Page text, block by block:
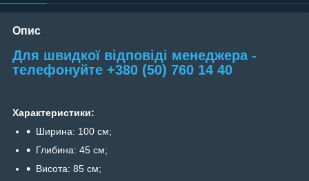
Опис
Для швидкої відповіді менеджера -
телефонуйте +380 (50) 760 14 40
Характеристики:
Ширина: 100 см;
Глибина: 45 см;
Висота: 85 см;